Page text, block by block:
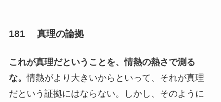
181 真理の論拠
これが真理だということを、情熱の熱さで測る
な。情熱がより大きいからといって、それが真理
だという証拠にはならない。しかし、そのように